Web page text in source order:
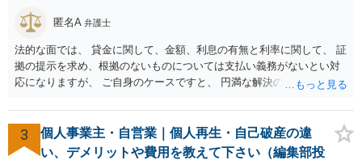
匿名A 弁護士
法的な面では、 貸金に関して、金額、利息の有無と利率に関して、 証
拠の提示を求め、根拠のないものについては支払い義務がないとい対
応になりますが、 ご自身のケースですと、 円満な解決のため、一定程
けではありません）。 何某かの主張をされた場合、あらためて弁護士
に相談されるという形でよいかと思います。
3
個人事業主・自営業｜個人再生・自己破産の違
い、デメリットや費用を教えて下さい（編集部投